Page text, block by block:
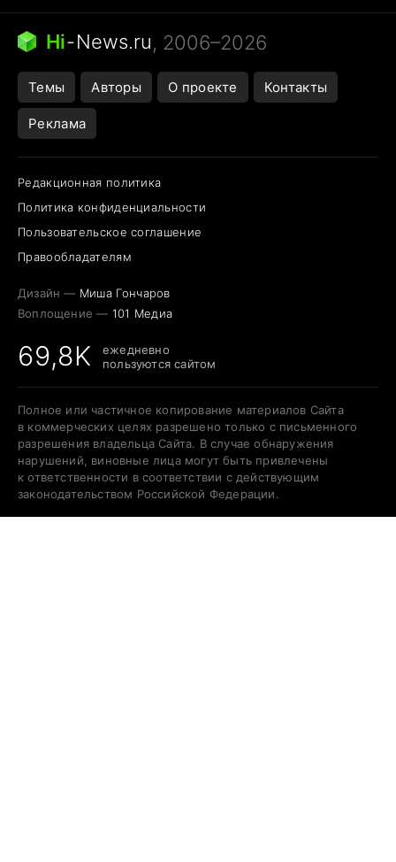
Кошка писает на кровать
Тунцы в океанариуме
Ядовитые пауки России
Города в ядерной войне
Открытие в Google Maps
Hi-News.ru, 2006–2026
Темы Авторы О проекте Контакты
Реклама
Редакционная политика
Политика конфиденциальности
Пользовательское соглашение
Правообладателям
Дизайн — Миша Гончаров
Воплощение — 101 Медиа
69,8K
ежедневно
пользуются сайтом
Полное или частичное копирование материалов Сайта
в коммерческих целях разрешено только с письменного
разрешения владельца Сайта. В случае обнаружения
нарушений, виновные лица могут быть привлечены
к ответственности в соответствии с действующим
законодательством Российской Федерации.